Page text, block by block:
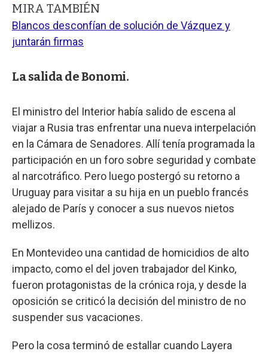
MIRA TAMBIÉN
Blancos desconfían de solución de Vázquez y
juntarán firmas
La salida de Bonomi.
El ministro del Interior había salido de escena al
viajar a Rusia tras enfrentar una nueva interpelación
en la Cámara de Senadores. Allí tenía programada la
participación en un foro sobre seguridad y combate
al narcotráfico. Pero luego postergó su retorno a
Uruguay para visitar a su hija en un pueblo francés
alejado de París y conocer a sus nuevos nietos
mellizos.
En Montevideo una cantidad de homicidios de alto
impacto, como el del joven trabajador del Kinko,
fueron protagonistas de la crónica roja, y desde la
oposición se criticó la decisión del ministro de no
suspender sus vacaciones.
Pero la cosa terminó de estallar cuando Layera